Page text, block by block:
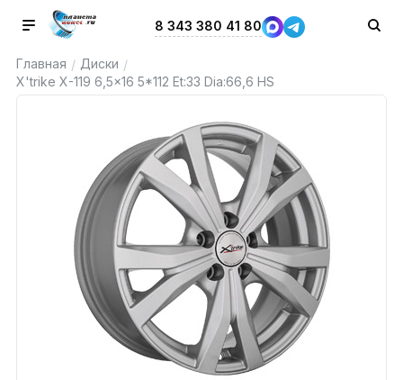
8 343 380 41 80
Главная / Диски /
X'trike X-119 6,5x16 5*112 Et:33 Dia:66,6 HS